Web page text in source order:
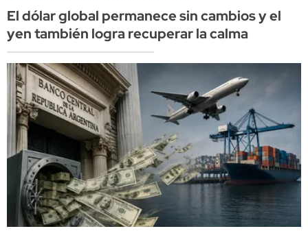
El dólar global permanece sin cambios y el
yen también logra recuperar la calma